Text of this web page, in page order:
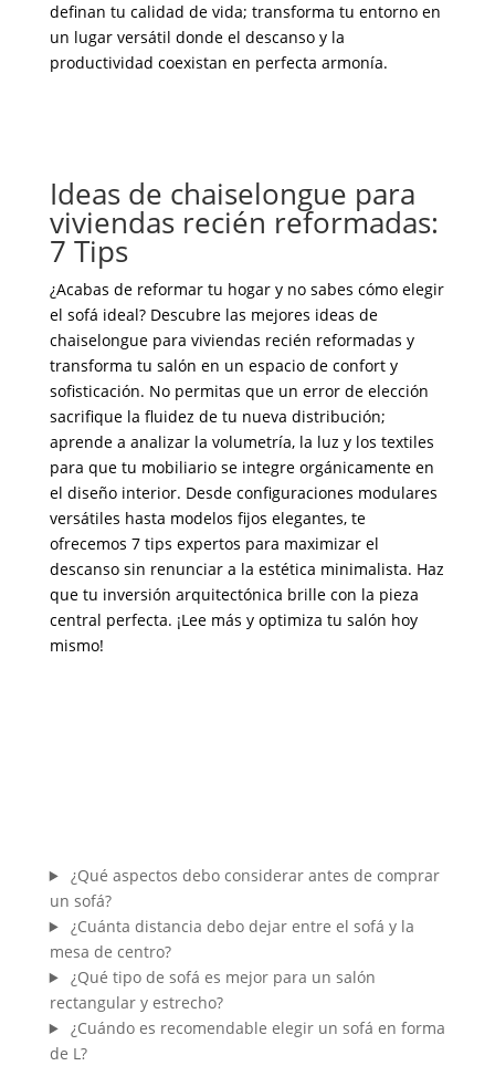
definan tu calidad de vida; transforma tu entorno en
un lugar versátil donde el descanso y la
productividad coexistan en perfecta armonía.
Ideas de chaiselongue para
viviendas recién reformadas:
7 Tips
¿Acabas de reformar tu hogar y no sabes cómo elegir
el sofá ideal? Descubre las mejores ideas de
chaiselongue para viviendas recién reformadas y
transforma tu salón en un espacio de confort y
sofisticación. No permitas que un error de elección
sacrifique la fluidez de tu nueva distribución;
aprende a analizar la volumetría, la luz y los textiles
para que tu mobiliario se integre orgánicamente en
el diseño interior. Desde configuraciones modulares
versátiles hasta modelos fijos elegantes, te
ofrecemos 7 tips expertos para maximizar el
descanso sin renunciar a la estética minimalista. Haz
que tu inversión arquitectónica brille con la pieza
central perfecta. ¡Lee más y optimiza tu salón hoy
mismo!
¿Qué aspectos debo considerar antes de comprar
un sofá?
¿Cuánta distancia debo dejar entre el sofá y la
mesa de centro?
¿Qué tipo de sofá es mejor para un salón
rectangular y estrecho?
¿Cuándo es recomendable elegir un sofá en forma
de L?